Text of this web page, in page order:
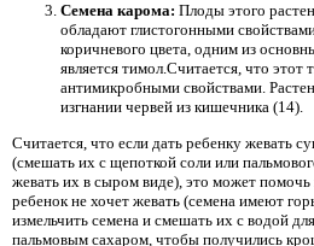
Семена карома: Плоды этого
обладают глистогонными
коричневого цвета, одним из
является тимол.Считается, что этот
антимикробными свойствами.
изгнании червей из кишечника (14).
Считается, что если дать ребенку жевать
(смешать их с щепоткой соли или
жевать их в сыром виде), это может помочь
ребенок не хочет жевать (семена имеют
измельчить семена и смешать их с водой
пальмовым сахаром, чтобы получились